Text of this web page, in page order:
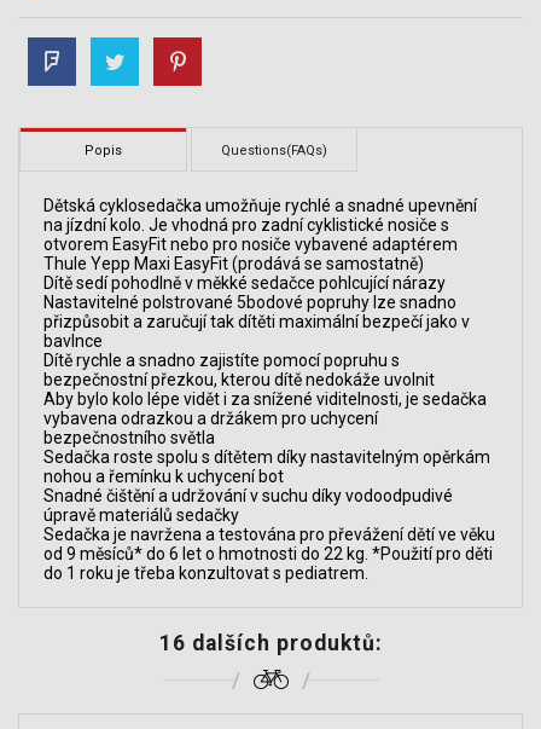
Popis Questions(FAQs)
Dětská cyklosedačka umožňuje rychlé a snadné upevnění
na jízdní kolo. Je vhodná pro zadní cyklistické nosiče s
otvorem EasyFit nebo pro nosiče vybavené adaptérem
Thule Yepp Maxi EasyFit (prodává se samostatně)
Dítě sedí pohodlně v měkké sedačce pohlcující nárazy
Nastavitelné polstrované 5bodové popruhy lze snadno
přizpůsobit a zaručují tak dítěti maximální bezpečí jako v
bavlnce
Dítě rychle a snadno zajistíte pomocí popruhu s
bezpečnostní přezkou, kterou dítě nedokáže uvolnit
Aby bylo kolo lépe vidět i za snížené viditelnosti, je sedačka
vybavena odrazkou a držákem pro uchycení
bezpečnostního světla
Sedačka roste spolu s dítětem díky nastavitelným opěrkám
nohou a řemínku k uchycení bot
Snadné čištění a udržování v suchu díky vodoodpudivé
úpravě materiálů sedačky
Sedačka je navržena a testována pro převážení dětí ve věku
od 9 měsíců* do 6 let o hmotnosti do 22 kg. *Použití pro děti
do 1 roku je třeba konzultovat s pediatrem.
16 dalších produktů: